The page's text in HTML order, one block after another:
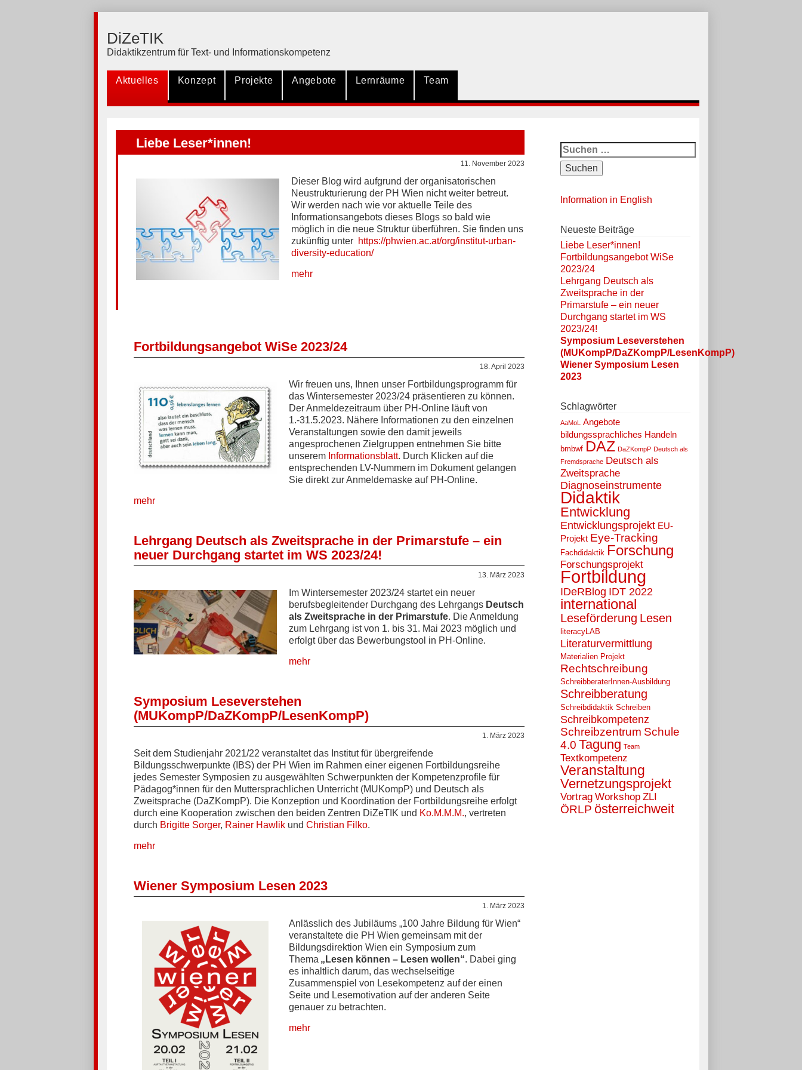
DiZeTIK
Didaktikzentrum für Text- und Informationskompetenz
Aktuelles Konzept Projekte Angebote Lernräume Team
Liebe Leser*innen!
11. November 2023
Dieser Blog wird aufgrund der organisatorischen
Neustrukturierung der PH Wien nicht weiter betreut.
Wir werden nach wie vor aktuelle Teile des
Informationsangebots dieses Blogs so bald wie
möglich in die neue Struktur überführen. Sie finden uns
zukünftig unter https://phwien.ac.at/org/institut-urban-
diversity-education/
mehr
Fortbildungsangebot WiSe 2023/24
18. April 2023
Wir freuen uns, Ihnen unser Fortbildungsprogramm für
das Wintersemester 2023/24 präsentieren zu können.
Der Anmeldezeitraum über PH-Online läuft von
1.-31.5.2023. Nähere Informationen zu den einzelnen
Veranstaltungen sowie den damit jeweils
angesprochenen Zielgruppen entnehmen Sie bitte
unserem Informationsblatt. Durch Klicken auf die
entsprechenden LV-Nummern im Dokument gelangen
Sie direkt zur Anmeldemaske auf PH-Online.
mehr
Lehrgang Deutsch als Zweitsprache in der Primarstufe – ein
neuer Durchgang startet im WS 2023/24!
13. März 2023
Im Wintersemester 2023/24 startet ein neuer
berufsbegleitender Durchgang des Lehrgangs Deutsch
als Zweitsprache in der Primarstufe. Die Anmeldung
zum Lehrgang ist von 1. bis 31. Mai 2023 möglich und
erfolgt über das Bewerbungstool in PH-Online.
mehr
Symposium Leseverstehen
(MUKompP/DaZKompP/LesenKompP)
1. März 2023
Seit dem Studienjahr 2021/22 veranstaltet das Institut für übergreifende
Bildungsschwerpunkte (IBS) der PH Wien im Rahmen einer eigenen Fortbildungsreihe
jedes Semester Symposien zu ausgewählten Schwerpunkten der Kompetenzprofile für
Pädagog*innen für den Muttersprachlichen Unterricht (MUKompP) und Deutsch als
Zweitsprache (DaZKompP). Die Konzeption und Koordination der Fortbildungsreihe erfolgt
durch eine Kooperation zwischen den beiden Zentren DiZeTIK und Ko.M.M.M., vertreten
durch Brigitte Sorger, Rainer Hawlik und Christian Filko.
mehr
Wiener Symposium Lesen 2023
1. März 2023
Anlässlich des Jubiläums „100 Jahre Bildung für Wien“
veranstaltete die PH Wien gemeinsam mit der
Bildungsdirektion Wien ein Symposium zum
Thema „Lesen können – Lesen wollen“. Dabei ging
es inhaltlich darum, das wechselseitige
Zusammenspiel von Lesekompetenz auf der einen
Seite und Lesemotivation auf der anderen Seite
genauer zu betrachten.
mehr
Suchen
nach:
Information in English
Neueste Beiträge
Liebe Leser*innen!
Fortbildungsangebot WiSe
2023/24
Lehrgang Deutsch als
Zweitsprache in der
Primarstufe – ein neuer
Durchgang startet im WS
2023/24!
Symposium Leseverstehen
(MUKompP/DaZKompP/LesenKompP)
Wiener Symposium Lesen
2023
Schlagwörter
AaMoL
Angebote
bildungssprachliches Handeln
bmbwf DAZ DaZKompP Deutsch als
Fremdsprache Deutsch als
Zweitsprache
Diagnoseinstrumente
Didaktik
Entwicklung
Entwicklungsprojekt EU-
Projekt Eye-Tracking
Fachdidaktik Forschung
Forschungsprojekt
Fortbildung
IDeRBlog IDT 2022
international
Leseförderung Lesen
literacyLAB
Literaturvermittlung
Materialien Projekt
Rechtschreibung
SchreibberaterInnen-Ausbildung
Schreibberatung
Schreibdidaktik Schreiben
Schreibkompetenz
Schreibzentrum Schule
4.0 Tagung Team
Textkompetenz
Veranstaltung
Vernetzungsprojekt
Vortrag Workshop ZLI
ÖRLP österreichweit